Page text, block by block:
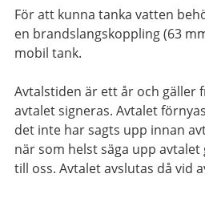
För att kunna tanka vatten
en brandslangskoppling (63
mobil tank.
Avtalstiden är ett år och gäller
avtalet signeras. Avtalet
det inte har sagts upp innan
när som helst säga upp
till oss. Avtalet avslutas då vid